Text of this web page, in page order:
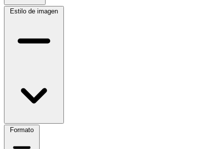
Estilo de imagen
Formato